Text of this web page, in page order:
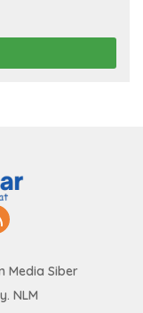
Media Siber
NLM